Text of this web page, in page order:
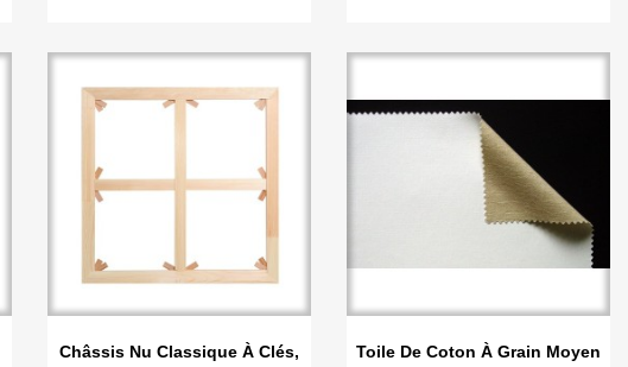
 Aperçu rapide
Châssis Nu Classique À Clés,
 Aperçu rapide
Toile De Coton À Grain Moyen